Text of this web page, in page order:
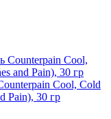
Cool, Cold
Pain), 30 гр